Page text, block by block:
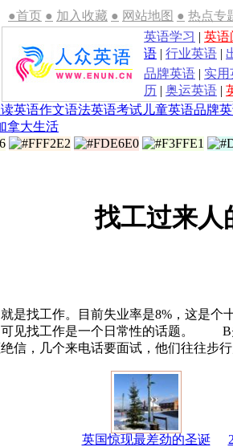
●首页 ● 加入收藏 ● 网站地图 ● 热点专
英语学习 | 英语
语 | 行业英语 |
品牌英语 | 实用
历 | 奥运英语 |
英语作文语法英语考试 儿童英语品牌
拿大生活
找工过来人
是找工作。目前失业率是8%，这是
可见找工作是一个日常性的话题。 B
信，几个来电话要面试，他们往往步
英国惊现最差劲的圣诞